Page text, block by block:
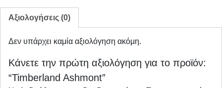
Αξιολογήσεις (0)
Δεν υπάρχει καμία αξιολόγηση ακόμη.
Κάνετε την πρώτη αξιολόγηση για το προϊόν:
“Timberland Ashmont”